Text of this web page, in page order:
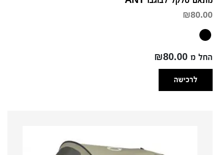
₪80.00
החל מ ₪80.00
לרכישה